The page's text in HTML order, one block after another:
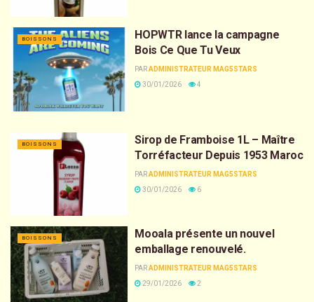
BOISSONS
HOPWTR lance la campagne
Bois Ce Que Tu Veux
PARADMINISTRATEUR MAG5STARS
30/01/2026
4
BOISSONS
Sirop de Framboise 1L – Maître
Torréfacteur Depuis 1953 Maroc
PARADMINISTRATEUR MAG5STARS
30/01/2026
6
BOISSONS
Mooala présente un nouvel
emballage renouvelé.
PARADMINISTRATEUR MAG5STARS
29/01/2026
2